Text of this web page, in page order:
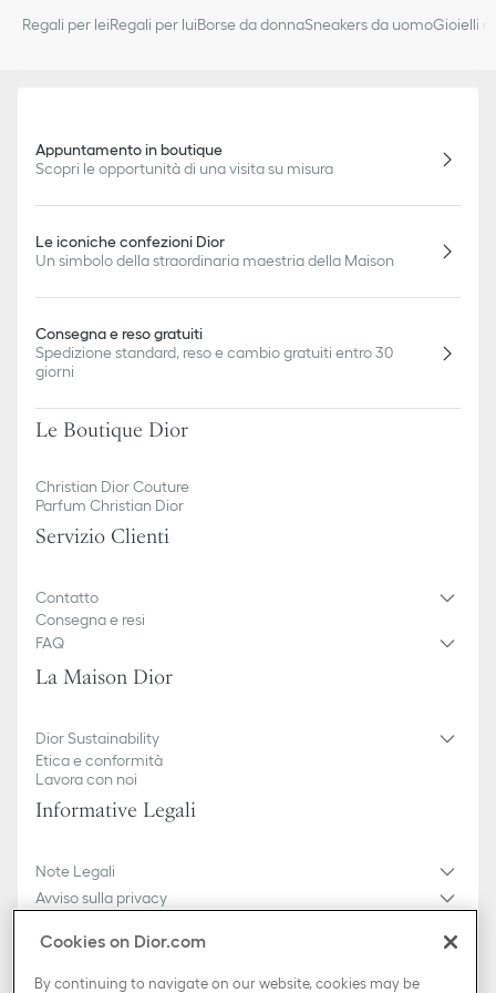
Regali per leiRegali per luiBorse da donnaSneakers da uomoGioielli
Appuntamento in boutique
Scopri le opportunità di una visita su misura
Le iconiche confezioni Dior
Un simbolo della straordinaria maestria della Maison
Consegna e reso gratuiti
Spedizione standard, reso e cambio gratuiti entro 30
giorni
Le Boutique Dior
Christian Dior Couture
Parfum Christian Dior
Servizio Clienti
Contatto
Consegna e resi
FAQ
La Maison Dior
Dior Sustainability
Etica e conformità
Lavora con noi
Informative Legali
Note Legali
Avviso sulla privacy
Condizioni generali di vendita
Cookies on Dior.com
By continuing to navigate on our website, cookies may be